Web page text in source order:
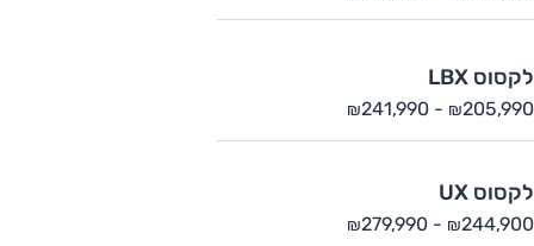
לקסוס LBX
₪205,990
-
₪241,990
לקסוס UX
₪244,900
-
₪279,990